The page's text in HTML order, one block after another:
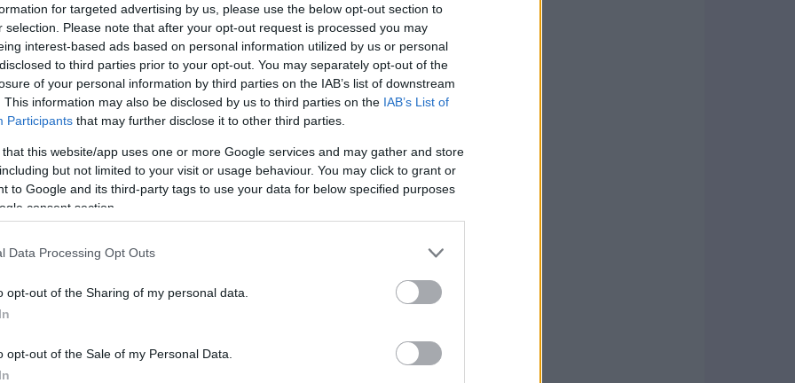
for targeted advertising by us, please use the below opt-out section to
selection. Please note that after your opt-out request is processed you may
interest-based ads based on personal information utilized by us or personal
to third parties prior to your opt-out. You may separately opt-out of the
of your personal information by third parties on the IAB’s list of downstream
This information may also be disclosed by us to third parties on the IAB’s List of
Participants that may further disclose it to other third parties.
that this website/app uses one or more Google services and may gather and store
but not limited to your visit or usage behaviour. You may click to grant or
to Google and its third-party tags to use your data for below specified purposes
consent section.
Data Processing Opt Outs
opt-out of the Sharing of my personal data.
opt-out of the Sale of my Personal Data.